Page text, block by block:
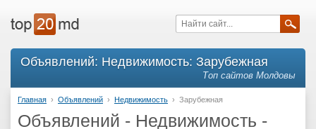
Объявлений: Недвижимость: Зарубежная
Топ сайтов Молдовы
Главная › Объявлений › Недвижимость › Зарубежная
Объявлений - Недвижимость -